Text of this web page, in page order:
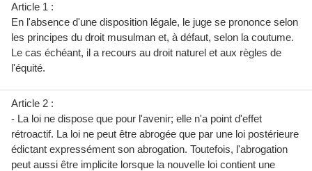
Article 1 :
En l'absence d'une disposition légale, le juge se prononce selon
les principes du droit musulman et, à défaut, selon la coutume.
Le cas échéant, il a recours au droit naturel et aux règles de
l'équité.
Article 2 :
- La loi ne dispose que pour l'avenir; elle n'a point d'effet
rétroactif. La loi ne peut être abrogée que par une loi postérieure
édictant expressément son abrogation. Toutefois, l'abrogation
peut aussi être implicite lorsque la nouvelle loi contient une